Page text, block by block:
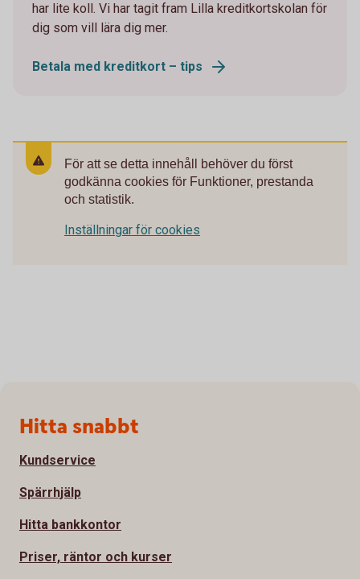
har lite koll. Vi har tagit fram Lilla kreditkortskolan för
dig som vill lära dig mer.
Betala med kreditkort – tips
För att se detta innehåll behöver du först
godkänna cookies för Funktioner, prestanda
och statistik.
Inställningar för cookies
Sidfot
Hitta snabbt
Kundservice
Spärrhjälp
Hitta bankkontor
Priser, räntor och kurser